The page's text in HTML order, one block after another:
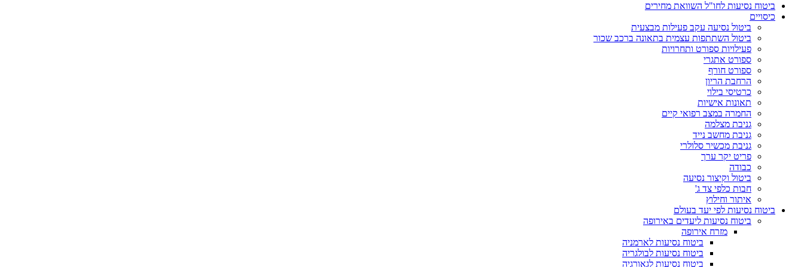
ביטוח נסיעות לחו"ל השוואת מחירים
כיסויים
ביטול נסיעה עקב פעילות מבצעית
ביטול השתתפות עצמית בתאונה ברכב שכור
פעילויות ספורט ותחרויות
ספורט אתגרי
ספורט חורף
הרחבת הריון
כרטיסי בילוי
תאונות אישיות
החמרה במצב רפואי קיים
גניבת מצלמה
גניבת מחשב נייד
גניבת מכשיר סלולרי
פריט יקר ערך
כבודה
ביטול וקיצור נסיעה
חבות כלפי צד ג'
איתור וחילוץ
ביטוח נסיעות לפי יעד בעולם
ביטוח נסיעות ליעדים באירופה
מזרח אירופה
ביטוח נסיעות לארמניה
ביטוח נסיעות לבולגריה
ביטוח נסיעות לגאורגיה